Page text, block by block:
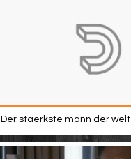
Der staerkste mann der welt